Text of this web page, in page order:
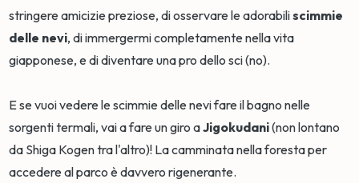
stringere amicizie preziose, di osservare le adorabiliscimmie
delle nevi, di immergermi completamente nella vita
giapponese, e di diventare una pro dello sci (no).
E se vuoi vedere le scimmie delle nevi fare il bagno nelle
sorgenti termali, vai a fare un giro aJigokudani(non lontano
da Shiga Kogen tra l'altro)! La camminata nella foresta per
accedere al parco è davvero rigenerante.